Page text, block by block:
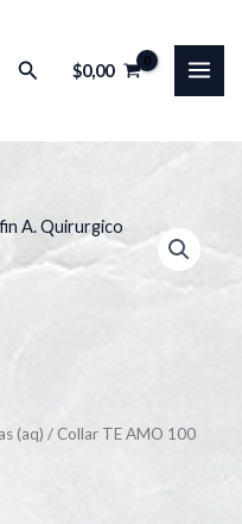
Buscar
$0,00
(aq) / Collar TE AMO 100